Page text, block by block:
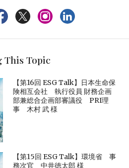
This Topic
【第16回 ESG Talk】日本生命保
険相互会社 執行役員 財務企画
部兼総合企画部審議役 PRI理
事 木村 武 様
【第15回 ESG Talk】環境省 事
務次官 中井徳太郎 様